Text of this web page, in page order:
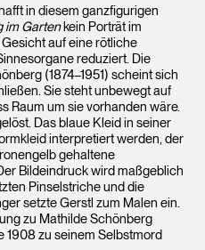
in diesem ganzfigurigen
im Gartenkein Porträt im
auf eine rötliche
reduziert. Die
(1874–1951) scheint sich
Sie steht unbewegt auf
Raum um sie vorhanden wäre.
Das blaue Kleid in seiner
interpretiert werden, der
gehaltene
Bildeindruck wird maßgeblich
Pinselstriche und die
setzte Gerstl zum Malen ein.
zu Mathilde Schönberg
1908 zu seinem Selbstmord